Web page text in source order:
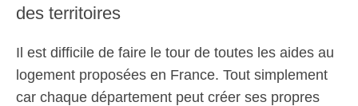
des territoires
Il est difficile de faire le tour de toutes les aides au
logement proposées en France. Tout simplement
car chaque département peut créer ses propres